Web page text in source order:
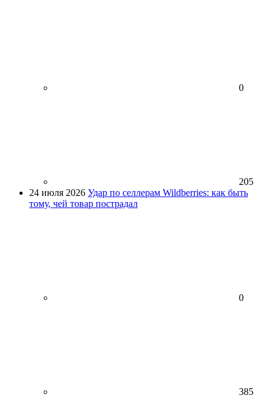
0
205
24 июля 2026 Удар по селлерам Wildberries: как быть
тому, чей товар пострадал
0
385